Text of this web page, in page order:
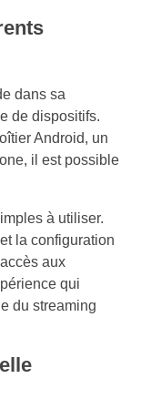
dans sa
de dispositifs.
Android, un
il est possible
à utiliser.
la configuration
aux
qui
du streaming